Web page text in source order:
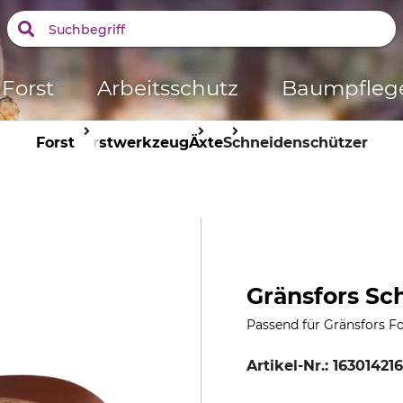
Forst Arbeitsschutz
ForstForstwerkzeugÄxteSchneidenschützer
Gränsfors
Passend für Gränsfors
Artikel-Nr.: